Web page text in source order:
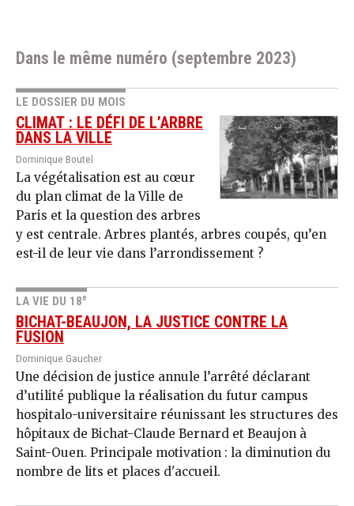
Dans le même numéro (septembre 2023)
LE DOSSIER DU MOIS
CLIMAT : LE DÉFI DE L’ARBRE
DANS LA VILLE
Dominique Boutel
La végétalisation est au cœur
du plan climat de la Ville de
Paris et la question des arbres
y est centrale. Arbres plantés, arbres coupés, qu’en
est-il de leur vie dans l’arrondissement ?
LA VIE DU 18e
BICHAT-BEAUJON, LA JUSTICE CONTRE LA
FUSION
Dominique Gaucher
Une décision de justice annule l’arrêté déclarant
d’utilité publique la réalisation du futur campus
hospitalo-universitaire réunissant les structures des
hôpitaux de Bichat-Claude Bernard et Beaujon à
Saint-Ouen. Principale motivation : la diminution du
nombre de lits et places d'accueil.